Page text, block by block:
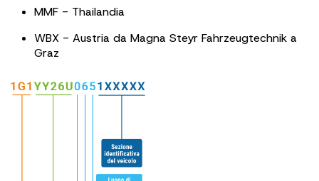
MMF - Thailandia
WBX - Austria da Magna Steyr Fahrzeugtechnik a
Graz